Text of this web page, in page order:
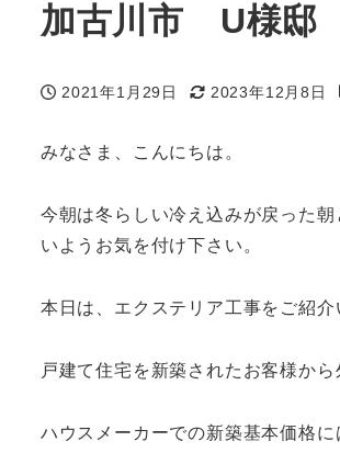
加古川市 U様邸
投稿日
2021年1月29日
更新日
2023年12月8日
みなさま、こんにちは。
今朝は冬らしい冷え込みが戻った
いようお気を付け下さい。
本日は、エクステリア工事をご紹介
戸建て住宅を新築されたお客様か
ハウスメーカーでの新築基本価格